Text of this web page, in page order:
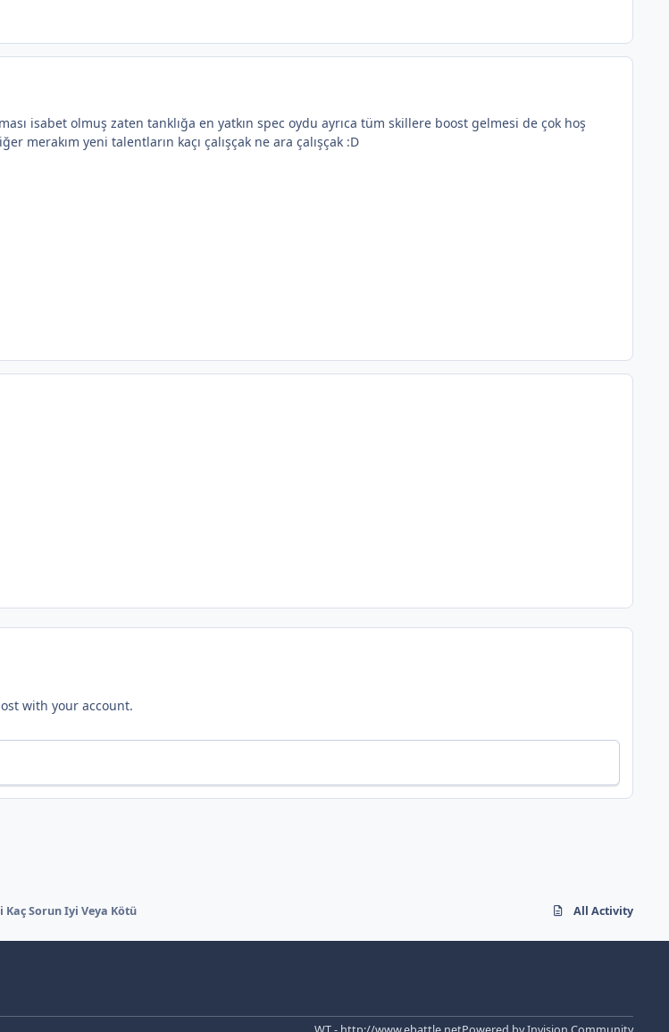
isabet olmuş zaten tanklığa en yatkın spec oydu ayrıca tüm skillere boost gelmesi de çok hoş
merakım yeni talentların kaçı çalışçak ne ara çalışçak :D
with your account.
Sorun Iyi Veya Kötü All Activity